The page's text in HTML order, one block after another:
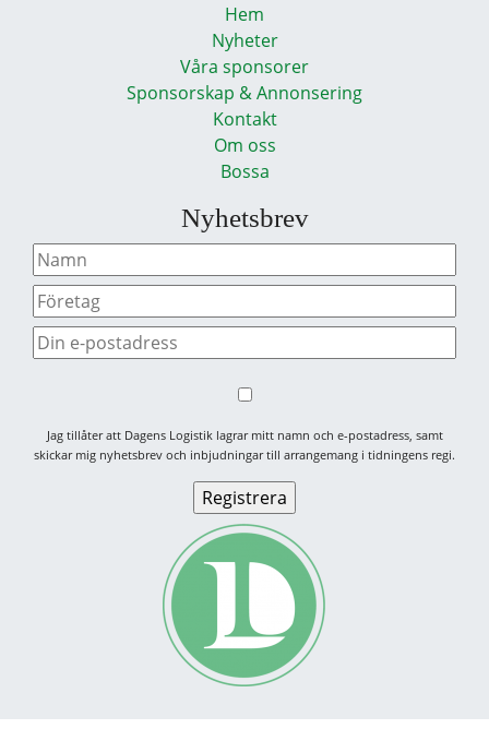
Hem
Nyheter
Våra sponsorer
Sponsorskap & Annonsering
Kontakt
Om oss
Bossa
Nyhetsbrev
Jag tillåter att Dagens Logistik lagrar mitt namn och e-postadress, samt
skickar mig nyhetsbrev och inbjudningar till arrangemang i tidningens regi.